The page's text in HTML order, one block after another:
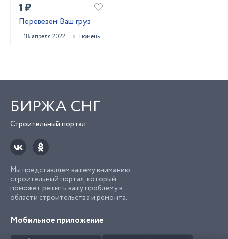
1 ₽
Перевезем Ваш груз
18 апреля 2022 Тюмень
БИРЖА СНГ
Строительный портал
Мы представляем вашему вниманию
строительный портал, который
поможет решить вашу проблему в
области строительства и ремонта.
Мобильное приложение